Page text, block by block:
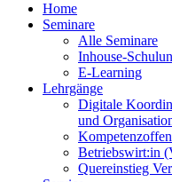
Home
Seminare
Alle Seminare
Inhouse-
E-Learning
Lehrgänge
Digitale
und
Betriebswirt:in
Quereinstieg